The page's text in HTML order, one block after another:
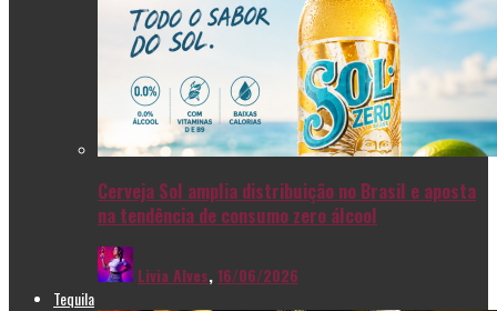
Cerveja Sol amplia distribuição no Brasil e aposta
na tendência de consumo zero álcool
Livia Alves,16/06/2026
Tequila